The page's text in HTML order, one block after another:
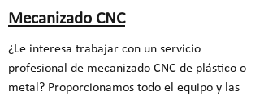
Mecanizado CNC
¿Le interesa trabajar con un servicio
profesional de mecanizado CNC de plástico o
metal? Proporcionamos todo el equipo y las